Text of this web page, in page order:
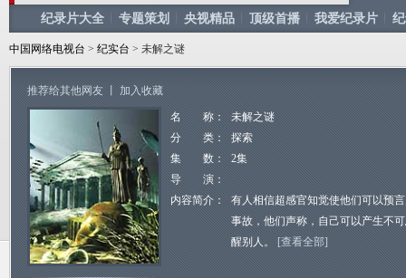
纪录片大全 专题策划 央视精品 顶级首播 我爱纪录片
中国网络电视台 > 纪实台 > 未解之谜
推荐给其他网友 加入收藏
名 称：
未解之谜
分 类：
探索
集 数：
2集
导 演：
内容简介：
有人相信超感官知觉使他们可以预
事故，他们声称，自己可以产生不
醒别人。
[查看全部]